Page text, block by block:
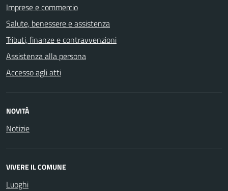
Imprese e commercio
Salute, benessere e assistenza
Tributi, finanze e contravvenzioni
Assistenza alla persona
Accesso agli atti
NOVITÀ
Notizie
VIVERE IL COMUNE
Luoghi